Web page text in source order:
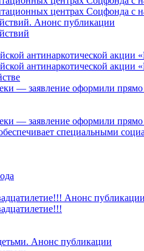
центрах Соцфонда с
Анонс публикации
антинаркотической
антинаркотической акции
— заявление оформили
— заявление оформили прямо
специальными
Анонс публикации
Анонс публикации